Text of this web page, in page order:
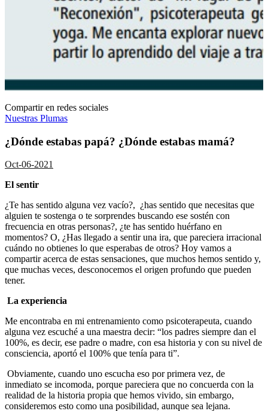
Compartir en redes sociales
Nuestras Plumas
¿Dónde estabas papá? ¿Dónde estabas mamá?
Oct-06-2021
El sentir
¿Te has sentido alguna vez vacío?, ¿has sentido que necesitas que
alguien te sostenga o te sorprendes buscando ese sostén con
frecuencia en otras personas?, ¿te has sentido huérfano en
momentos? O, ¿Has llegado a sentir una ira, que pareciera irracional
cuándo no obtienes lo que esperabas de otros? Hoy vamos a
compartir acerca de estas sensaciones, que muchos hemos sentido y,
que muchas veces, desconocemos el origen profundo que pueden
tener.
La experiencia
Me encontraba en mi entrenamiento como psicoterapeuta, cuando
alguna vez escuché a una maestra decir: “los padres siempre dan el
100%, es decir, ese padre o madre, con esa historia y con su nivel de
consciencia, aportó el 100% que tenía para ti”.
Obviamente, cuando uno escucha eso por primera vez, de
inmediato se incomoda, porque pareciera que no concuerda con la
realidad de la historia propia que hemos vivido, sin embargo,
consideremos esto como una posibilidad, aunque sea lejana.